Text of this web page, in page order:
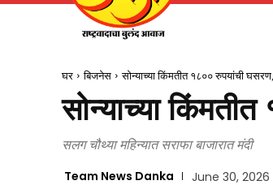
घर बिजनेस सोन्याच्या किंमतीत १८०० रुपयांची
सोन्याच्या
सलग चौथ्या महिन्यात सराफा बाजारात मंदी
Team News Danka June 30, 2026